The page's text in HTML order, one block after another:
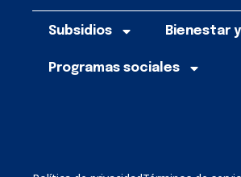
Subsidios Bienestar
Programas sociales